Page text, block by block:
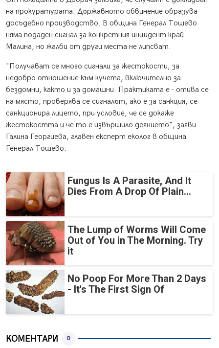
на прокуратурата. Държавното обвинение образува
досъдебно производство. В община Генерал Тошево
няма подаден сигнал за конкретния инцидент край
Малина, но жалби от други места не липсват.
"Получават се много сигнали за жестокости, за
недобро отношение към кучета, включително за
бездомни, както и за домашни. Практиката е - отива се
на място, проверява се сигналът, ако е за санкция, се
санкционира лицето, при условие, че се докаже
жестокостта и че то е извършило деянието", заяви
Галина Георгиева, главен експерт еколог в община
Генерал Тошево.
Fungus Is A Parasite, And It
Dies From A Drop Of Plain...
The Lump of Worms Will Come
Out of You in The Morning. Try
it
No Poop For More Than 2 Days
- It's The First Sign Of
КОМЕНТАРИ 0